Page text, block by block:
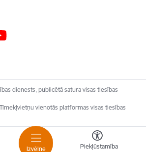
Izvēlne Piekļūstamība
dienests, publicētā satura visas tiesības
vienotās platformas visas tiesības